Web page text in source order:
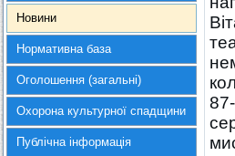
Новини
Нормативна база
Оголошення (загальні)
Охорона культурної спадщини
Публічна інформація